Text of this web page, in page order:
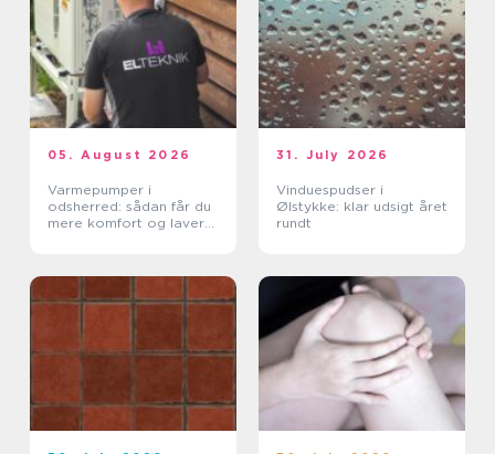
05. August 2026
Varmepumper i
odsherred: sådan får du
mere komfort og lavere
31. July 2026
Vinduespudser i
Ølstykke: klar udsigt året
rundt